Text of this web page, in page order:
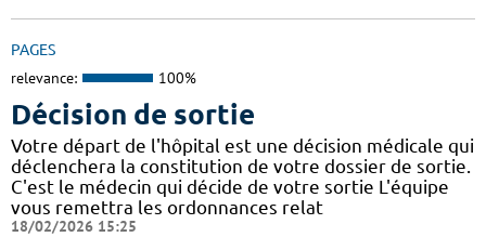
PAGES
relevance: 100%
Décision de sortie
Votre départ de l'hôpital est une décision médicale qui
déclenchera la constitution de votre dossier de sortie.
C'est le médecin qui décide de votre sortie L'équipe
vous remettra les ordonnances relat
18/02/2026 15:25